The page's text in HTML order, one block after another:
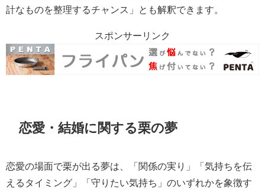
計なものを整理するチャンス」とも解釈できます。
スポンサーリンク
恋愛・結婚に関する栗の夢
恋愛の場面で栗が出る夢は、「関係の実り」「気持ちを伝
えるタイミング」「守りたい気持ち」のいずれかを象徴す